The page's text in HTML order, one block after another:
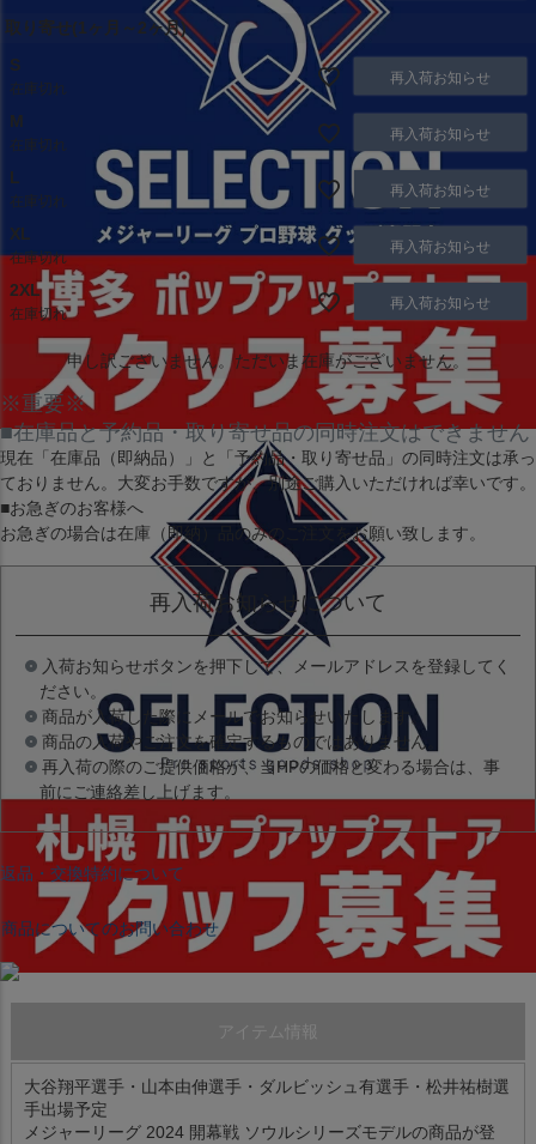
取り寄せ(1ヶ月～2ヶ月)
S
在庫切れ
再入荷お知らせ
M
在庫切れ
再入荷お知らせ
L
在庫切れ
再入荷お知らせ
XL
在庫切れ
再入荷お知らせ
2XL
在庫切れ
再入荷お知らせ
申し訳ございません。ただいま在庫がございません。
※重要※
■在庫品と予約品・取り寄せ品の同時注文はできません
現在 「在庫品（即納品）」 と 「予約品・取り寄せ品」 の同時注文は承っ
ておりません。大変お手数ですが、別途ご購入いただければ幸いです。
■お急ぎのお客様へ
お急ぎの場合は在庫（即納）品 のみのご注文をお願い致します。
再入荷お知らせについて
入荷お知らせボタンを押下して、メールアドレスを登録してく
ださい。
商品が入荷した際にメールでお知らせいたします。
商品の入荷やご注文を確定するものではありません。
再入荷の際のご提供価格が、当HPの価格と変わる場合は、事
前にご連絡差し上げます。
返品・交換特約について
商品についてのお問い合わせ
アイテム情報
大谷翔平選手・山本由伸選手・ダルビッシュ有選手・松井祐樹選
手出場予定
メジャーリーグ 2024 開幕戦 ソウルシリーズモデルの商品が登